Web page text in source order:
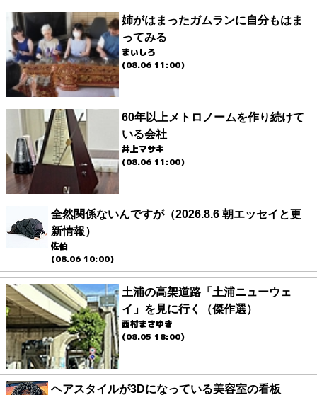
姉がはまったガムランに自分もはま
ってみる
まいしろ
(08.06 11:00)
60年以上メトロノームを作り続けて
いる会社
井上マサキ
(08.06 11:00)
全然関係ないんですが（2026.8.6 朝エッセイと更
新情報）
佐伯
(08.06 10:00)
土浦の高架道路「土浦ニューウェ
イ」を見に行く（傑作選）
西村まさゆき
(08.05 18:00)
ヘアスタイルが3Dになっている美容室の看板